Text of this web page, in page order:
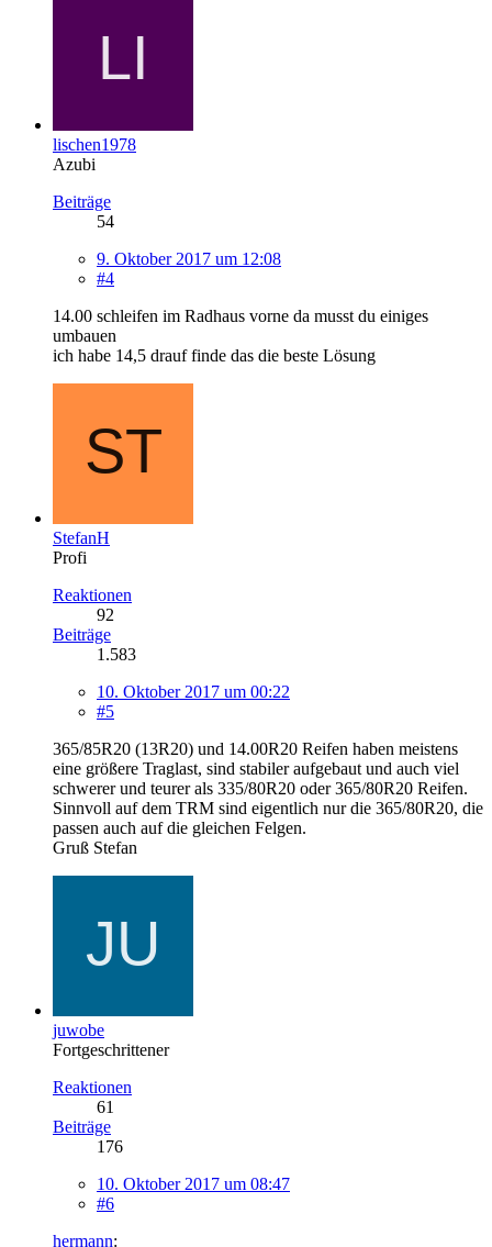
lischen1978
Azubi
Beiträge
54
9. Oktober 2017 um 12:08
#4
14.00 schleifen im Radhaus vorne da musst du einiges
umbauen
ich habe 14,5 drauf finde das die beste Lösung
StefanH
Profi
Reaktionen
92
Beiträge
1.583
10. Oktober 2017 um 00:22
#5
365/85R20 (13R20) und 14.00R20 Reifen haben meistens
eine größere Traglast, sind stabiler aufgebaut und auch viel
schwerer und teurer als 335/80R20 oder 365/80R20 Reifen.
Sinnvoll auf dem TRM sind eigentlich nur die 365/80R20, die
passen auch auf die gleichen Felgen.
Gruß Stefan
juwobe
Fortgeschrittener
Reaktionen
61
Beiträge
176
10. Oktober 2017 um 08:47
#6
hermann: